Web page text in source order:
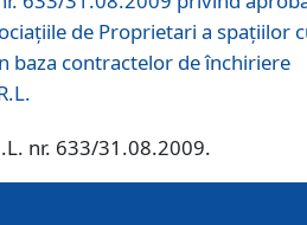
de Proprietari a spațiilor
baza contractelor de închiriere
nr. 633/31.08.2009.